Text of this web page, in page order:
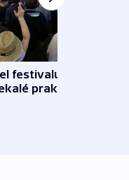
festivalu
praktiky